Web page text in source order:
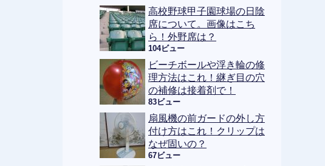
高校野球甲子園球場の日陰
席について。画像はこち
ら！外野席は？
104ビュー
ビーチボールや浮き輪の修
理方法はこれ！継ぎ目の穴
の補修は接着剤で！
83ビュー
扇風機の前ガードの外し方
付け方はこれ！クリップは
なぜ固いの？
67ビュー